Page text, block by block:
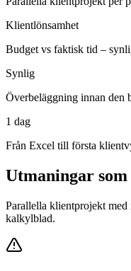
Klientlönsamhet
Budget vs faktisk tid –
Synlig
Överbeläggning innan den
1 dag
Från Excel till första
Utmaningar
Parallella klientprojekt med
kalkylblad.